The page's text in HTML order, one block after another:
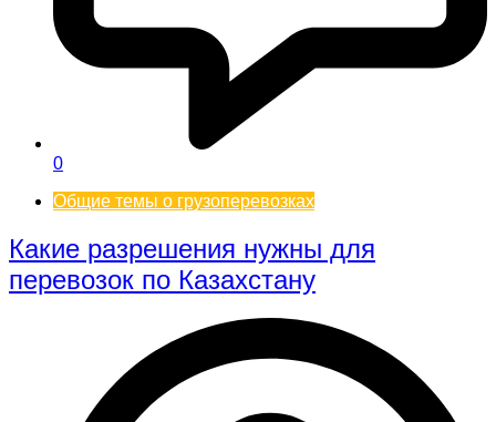
0
Общие темы о грузоперевозках
Какие разрешения нужны для
перевозок по Казахстану